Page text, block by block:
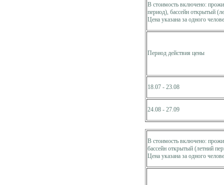
В стоимость включено:
период), бассейн открытый
Цена указана за одного
Период действия цены
18.07 - 23.08
24.08 - 27.09
В стоимость включено:
бассейн открытый (летний
Цена указана за одного